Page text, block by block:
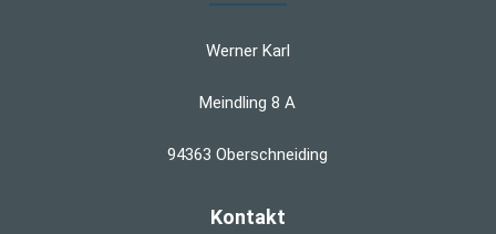
Werner Karl
Meindling 8 A
94363 Oberschneiding
Kontakt